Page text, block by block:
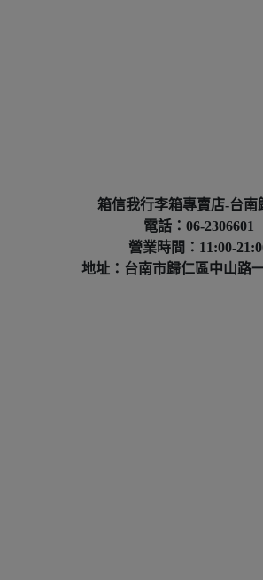
箱信我行李箱專賣店-台南
電話：06-2306601
營業時間：11:00-
地址：台南市歸仁區中山路